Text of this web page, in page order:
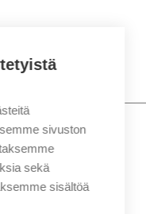
sivuston
sekä
sisältöä